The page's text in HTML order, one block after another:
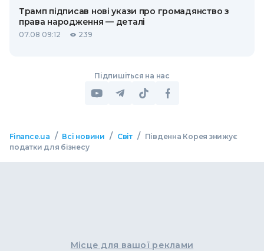
Трамп підписав нові укази про громадянство з
права народження — деталі
07.08 09:12 239
Підпишіться на нас
Finance.ua / Всі новини / Світ /
Південна Корея знижує
податки для бізнесу
Місце для вашої реклами